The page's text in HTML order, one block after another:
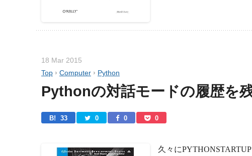
18 Mar 2015
Top › Computer › Python
Pythonの対話モードの履歴を
B! 33 0 0 0
久々に